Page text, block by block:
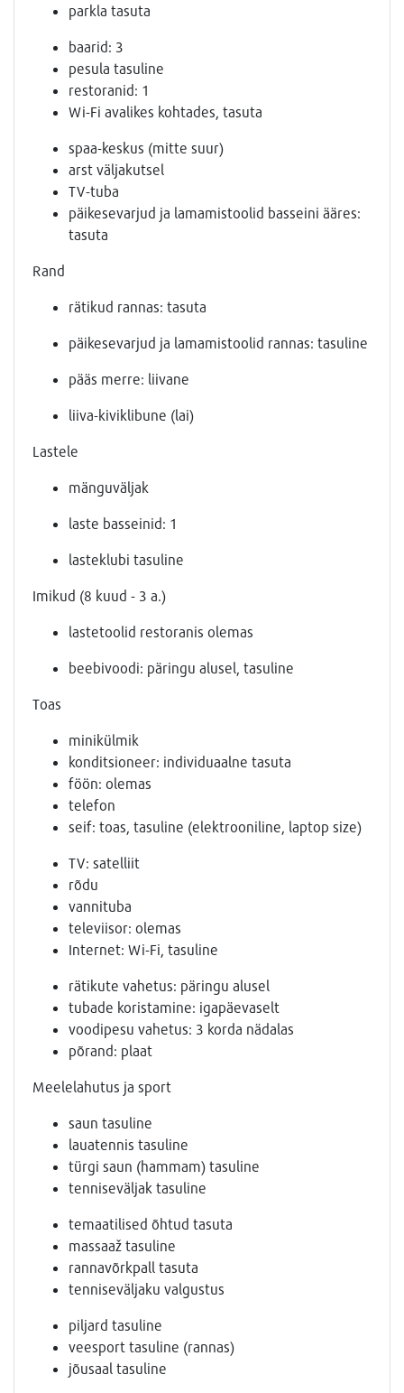
parkla tasuta
baarid: 3
pesula tasuline
restoranid: 1
Wi-Fi avalikes kohtades, tasuta
spaa-keskus (mitte suur)
arst väljakutsel
TV-tuba
päikesevarjud ja lamamistoolid basseini ääres:
tasuta
Rand
rätikud rannas: tasuta
päikesevarjud ja lamamistoolid rannas: tasuline
pääs merre: liivane
liiva-kiviklibune (lai)
Lastele
mänguväljak
laste basseinid: 1
lasteklubi tasuline
Imikud (8 kuud - 3 a.)
lastetoolid restoranis olemas
beebivoodi: päringu alusel, tasuline
Toas
minikülmik
konditsioneer: individuaalne tasuta
föön: olemas
telefon
seif: toas, tasuline (elektrooniline, laptop size)
TV: satelliit
rõdu
vannituba
televiisor: olemas
Internet: Wi-Fi, tasuline
rätikute vahetus: päringu alusel
tubade koristamine: igapäevaselt
voodipesu vahetus: 3 korda nädalas
põrand: plaat
Meelelahutus ja sport
saun tasuline
lauatennis tasuline
türgi saun (hammam) tasuline
tenniseväljak tasuline
temaatilised õhtud tasuta
massaaž tasuline
rannavõrkpall tasuta
tenniseväljaku valgustus
piljard tasuline
veesport tasuline (rannas)
jõusaal tasuline